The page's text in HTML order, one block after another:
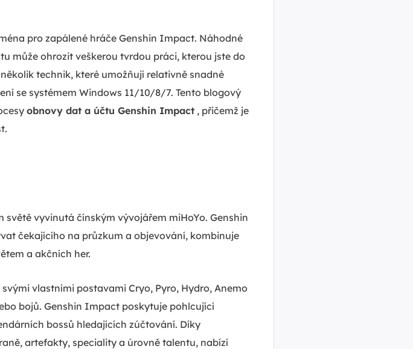
pro zapálené hráče Genshin Impact. Náhodné
může ohrozit veškerou tvrdou práci, kterou jste do
technik, které umožňují relativně snadné
se systémem Windows 11/10/8/7. Tento blogový
obnovy dat a účtu Genshin Impact , přičemž je
světě vyvinutá čínským vývojářem miHoYo. Genshin
čekajícího na průzkum a objevování, kombinuje
a akčních her.
vlastními postavami Cryo, Pyro, Hydro, Anemo
bojů. Genshin Impact poskytuje pohlcující
bossů hledajících zúčtování. Díky
artefakty, speciality a úrovně talentu, nabízí